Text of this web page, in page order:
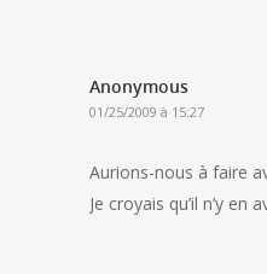
Anonymous
01/25/2009 à 15:27
Aurions-nous à faire
Je croyais qu’il n’y en